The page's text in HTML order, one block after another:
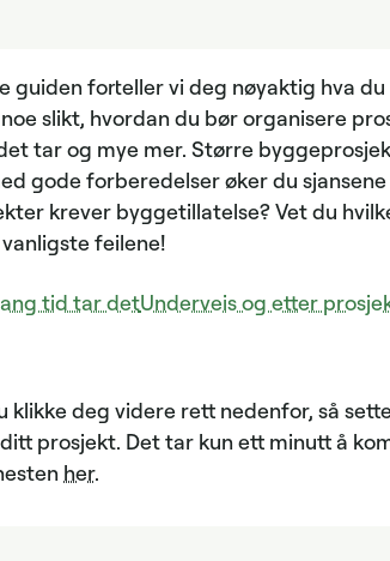
guiden forteller vi deg nøyaktig hva
slikt, hvordan du bør organisere
tar og mye mer. Større
gode forberedelser øker du
krever byggetillatelse? Vet du
feilene!
tid tar detUnderveis og etter
deg videre rett nedenfor, så
prosjekt. Det tar kun ett minutt å
her.